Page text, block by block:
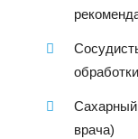
обработки
врача)